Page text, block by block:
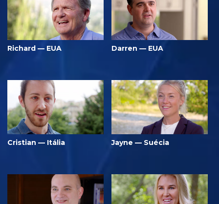
Richard — EUA Darren — EUA
Cristian — Itália Jayne — Suécia